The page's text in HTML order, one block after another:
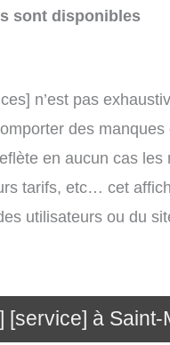
sont disponibles
n’est pas
des manques
en aucun cas
tarifs, etc… cet
utilisateurs ou du
à Saint-